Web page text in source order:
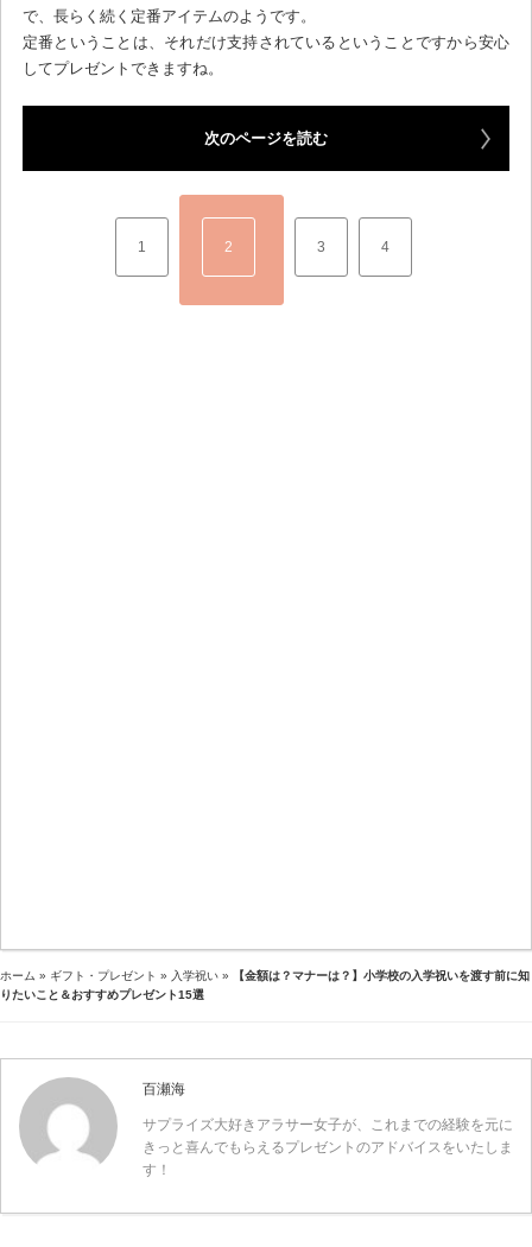
で、長らく続く定番アイテムのようです。
定番ということは、それだけ支持されているということですから安心
してプレゼントできますね。
次のページを読む
1 2 3 4
ホーム » ギフト・プレゼント » 入学祝い »
【金額は？マナーは？】小学校の入学祝いを渡す前に知
りたいこと＆おすすめプレゼント15選
百瀬海
サプライズ大好きアラサー女子が、これまでの経験を元に
きっと喜んでもらえるプレゼントのアドバイスをいたしま
す！